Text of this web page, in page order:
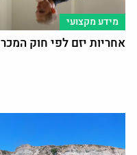
מידע מקצועי
אחריות יזם לפי חוק המכר